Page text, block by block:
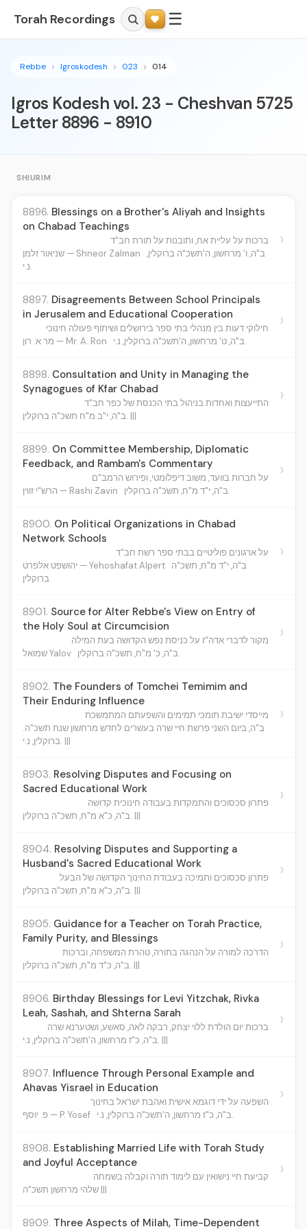
Torah Recordings ☰
Rebbe Igroskodesh 023 014
Igros Kodesh vol. 23 - Cheshvan 5725
Letter 8896 - 8910
SHIURIM
8896. Blessings on a Brother's Aliyah and Insights
on Chabad Teachings
ברכות על עליית אח, ותובנות על תורת חב"ד
שניאור זלמן — Shneor Zalman ב"ה, ו' מרחשון, ה'תשכ"ה ברוקלין,
נ.י.
›
8897. Disagreements Between School Principals
in Jerusalem and Educational Cooperation
חילוקי דעות בין מנהלי בתי ספר בירושלים ושיתוף פעולה חינוכי
מר א. רון — Mr. A. Ron
ב"ה, ט' מרחשון, ה'תשכ"ה ברוקלין, נ.י.
›
8898. Consultation and Unity in Managing the
Synagogues of Kfar Chabad
התייעצות ואחדות בניהול בתי הכנסת של כפר חב"ד
ב"ה, י"ב מ"ח תשכ"ה ברוקלין. |||
›
8899. On Committee Membership, Diplomatic
Feedback, and Rambam's Commentary
על חברות בוועד, משוב דיפלומטי, ופירוש הרמב"ם
הרש"י זווין — Rashi Zavin
ב"ה, י"ד מ"ח, תשכ"ה ברוקלין.
›
8900. On Political Organizations in Chabad
Network Schools
על ארגונים פוליטיים בבתי ספר רשת חב"ד
יהושפט אלפרט — Yehoshafat Alpert ב"ה, י"ד מ"ח, תשכ"ה
ברוקלין.
›
8901. Source for Alter Rebbe's View on Entry of
the Holy Soul at Circumcision
מקור לדברי אדה"ז על כניסת נפש הקדושה בעת המילה
שמואל Yalov
ב"ה, כ' מ"ח, תשכ"ה ברוקלין.
›
8902. The Founders of Tomchei Temimim and
Their Enduring Influence
מייסדי ישיבת תומכי תמימים והשפעתם המתמשכת
ב"ה, ביום השני פרשת חיי שרה בעשרים לחדש מרחשון שנת תשכ"ה.
ברוקלין, נ.י. |||
›
8903. Resolving Disputes and Focusing on
Sacred Educational Work
פתרון סכסוכים והתמקדות בעבודה חינוכית קדושה
ב"ה, כ"א מ"ח, תשכ"ה ברוקלין. |||
›
8904. Resolving Disputes and Supporting a
Husband's Sacred Educational Work
פתרון סכסוכים ותמיכה בעבודת החינוך הקדושה של הבעל
ב"ה, כ"א מ"ח, תשכ"ה ברוקלין. |||
›
8905. Guidance for a Teacher on Torah Practice,
Family Purity, and Blessings
הדרכה למורה על הנהגה בתורה, טהרת המשפחה, וברכות
ב"ה, כ"ד מ"ח, תשכ"ה ברוקלין. |||
›
8906. Birthday Blessings for Levi Yitzchak, Rivka
Leah, Sashah, and Shterna Sarah
ברכות יום הולדת ללוי יצחק, רבקה לאה, סאשע, ושטערנא שרה
ב"ה, כ"ז מרחשון, ה'תשכ"ה ברוקלין, נ.י. |||
›
8907. Influence Through Personal Example and
Ahavas Yisrael in Education
השפעה על ידי דוגמא אישית ואהבת ישראל בחינוך
פ. יוסף — P. Yosef
ב"ה, כ"ז מרחשון, ה'תשכ"ה ברוקלין, נ.י.
›
8908. Establishing Married Life with Torah Study
and Joyful Acceptance
קביעת חיי נישואין עם לימוד תורה וקבלה בשמחה
שלהי מרחשון תשכ"ה |||
›
8909. Three Aspects of Milah, Time-Dependent